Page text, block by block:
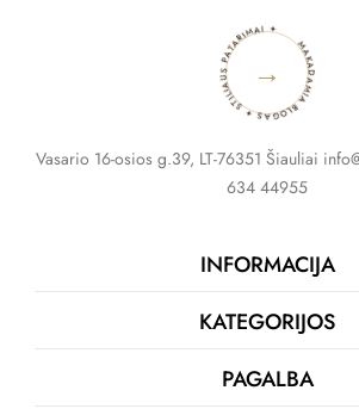
MAKADAMIA BLOGAS ✦ STILIAUS PATARIMAI ✦
→
Vasario 16-osios g.39, LT-76351 Šiauliai
634 44955
INFORMACIJA
KATEGORIJOS
PAGALBA